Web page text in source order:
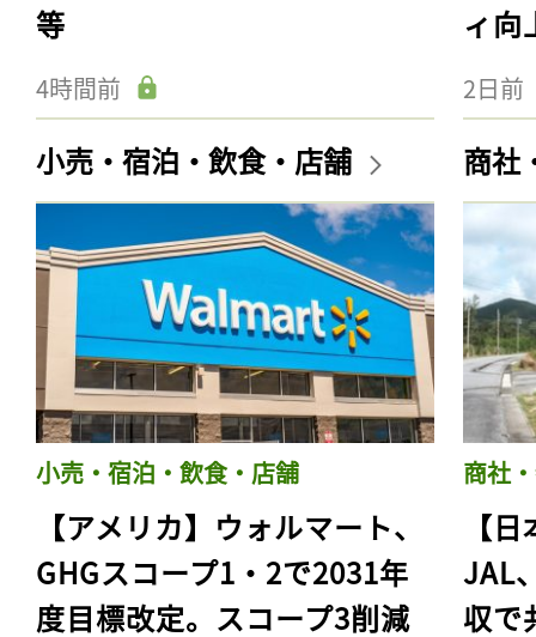
等
4時間前
ィ向
2日前
小売・宿泊・飲食・店舗
小売・宿泊・飲食・店舗
【アメリカ】ウォルマート、
GHGスコープ1・2で2031年
度目標改定。スコープ3削減
商社
商社
【
JAL
収で